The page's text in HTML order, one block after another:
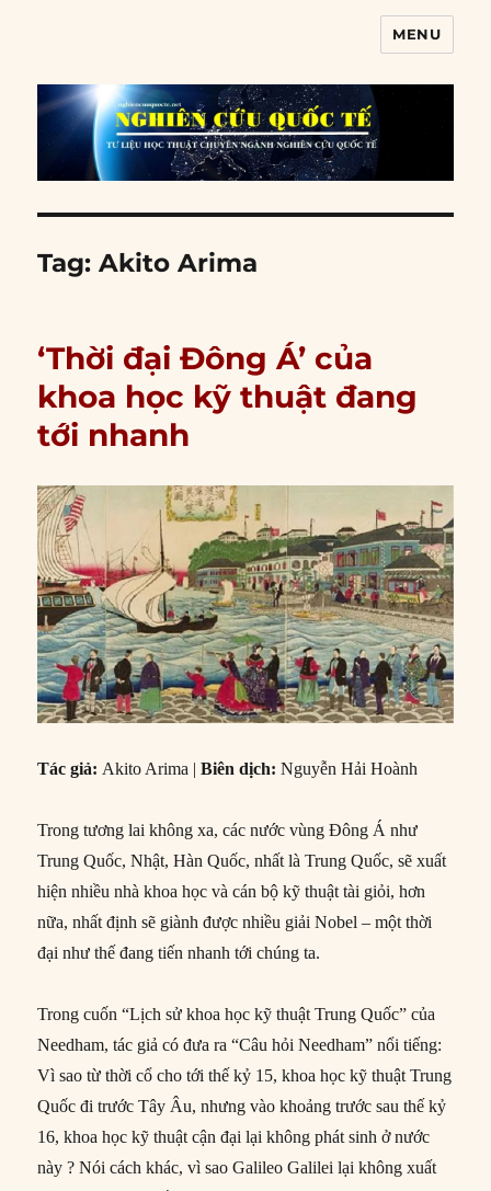
MENU
Tag:Akito Arima
‘Thời đại Đông Á’ của
khoa học kỹ thuật đang
tới nhanh
Tác giả: Akito Arima |Biên dịch:Nguyễn Hải Hoành
Trong tương lai không xa, các nước vùng Đông Á như
Trung Quốc, Nhật, Hàn Quốc, nhất là Trung Quốc, sẽ xuất
hiện nhiều nhà khoa học và cán bộ kỹ thuật tài giỏi, hơn
nữa, nhất định sẽ giành được nhiều giải Nobel – một thời
đại như thế đang tiến nhanh tới chúng ta.
Trong cuốn “Lịch sử khoa học kỹ thuật Trung Quốc” của
Needham, tác giả có đưa ra “Câu hỏi Needham” nổi tiếng:
Vì sao từ thời cổ cho tới thế kỷ 15, khoa học kỹ thuật Trung
Quốc đi trước Tây Âu, nhưng vào khoảng trước sau thế kỷ
16, khoa học kỹ thuật cận đại lại không phát sinh ở nước
này ? Nói cách khác, vì sao Galileo Galilei lại không xuất